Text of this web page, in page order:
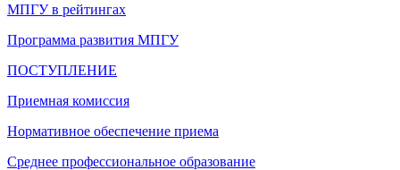
МПГУ в рейтингах
Программа развития МПГУ
ПОСТУПЛЕНИЕ
Приемная комиссия
Нормативное обеспечение приема
Среднее профессиональное образование